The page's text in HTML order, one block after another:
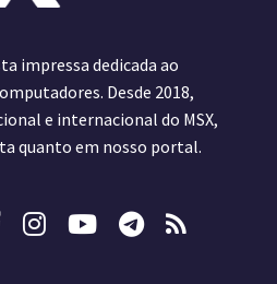
impressa dedicada ao
Desde 2018,
e internacional do MSX,
quanto em nosso portal.